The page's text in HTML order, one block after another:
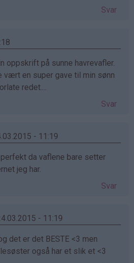
Svar
oppskrift på sunne havrevafler.
vært en super gave til min sønn
redet....
Svar
- 11:19
da vaflene bare setter
jeg har.
Svar
- 11:19
det er det BESTE <3 men
også har et slik et <3